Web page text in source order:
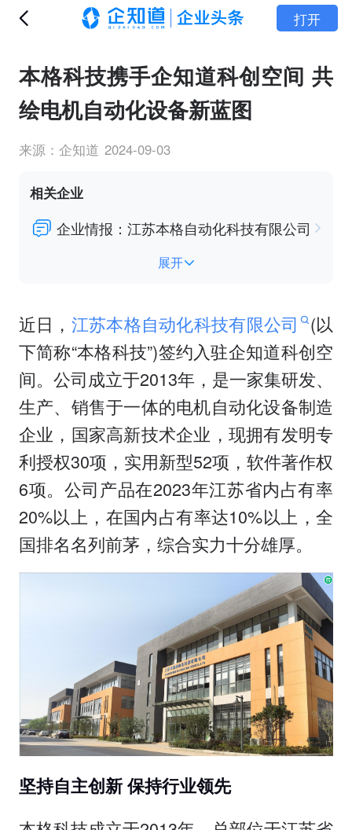
打开
本格科技携手企知道科创空间 共
绘电机自动化设备新蓝图
来源：企知道 2024-09-03
相关企业
企业情报：江苏本格自动化科技有限公司
企业情报：苏州科技大学
企业情报：株洲中车时代电气股份有限公司
展开
近日， 江苏本格自动化科技有限公司
(以
下简称“本格科技”)签约入驻企知道科创空
间。公司成立于2013年，是一家集研发、
生产、销售于一体的电机自动化设备制造
企业，国家高新技术企业，现拥有发明专
利授权30项，实用新型52项，软件著作权
6项。公司产品在2023年江苏省内占有率
20%以上，在国内占有率达10%以上，全
国排名名列前茅，综合实力十分雄厚。
坚持自主创新 保持行业领先